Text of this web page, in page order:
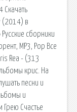
(2014) в
сборники
MP3, Pop Все
Rea - (313
крис. На
песни и
и
Грею Счастье